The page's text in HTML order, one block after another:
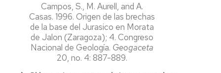
Campos, S., M. Aurell, and A.
Casas. 1996. Origen de las brechas
de la base del Jurasico en Morata
de Jalon (Zaragoza); 4. Congreso
Nacional de Geología. Geogaceta
20, no. 4: 887-889.